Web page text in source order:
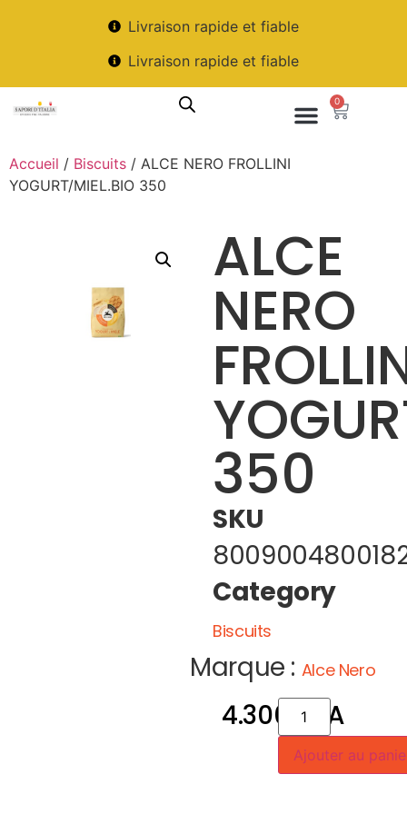
Livraison rapide et fiable
Livraison rapide et fiable
0
Accueil / Biscuits / ALCE NERO FROLLINI
YOGURT/MIEL.BIO 350
ALCE
NERO
350
SKU
Category
Biscuits
Marque : Alce Nero
4.300 CFA
Ajouter au